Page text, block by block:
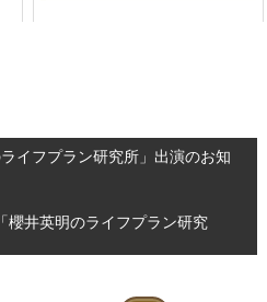
イフプラン研究所」出演のお知
櫻井英明のライフプラン研究